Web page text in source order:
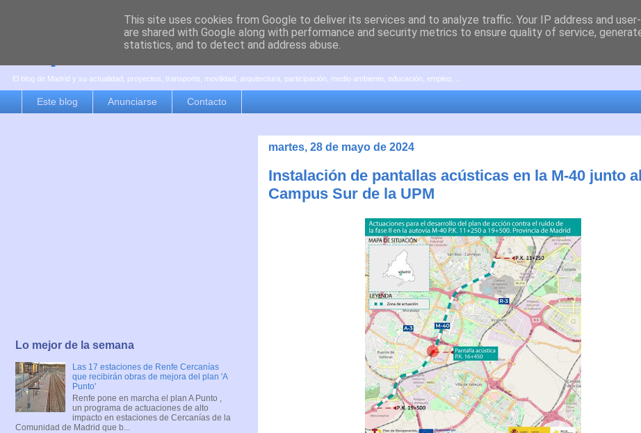
es por madrid
El blog de Madrid y su actualidad, proyectos, transporte, movilidad, arquitectura, participación, medio ambiente, educación, empleo, ...
Este blog Anunciarse Contacto
martes, 28 de mayo de 2024
Instalación de pantallas acústicas en la M-40 junto al
Campus Sur de la UPM
Lo mejor de la semana
Las 17 estaciones de Renfe Cercanías
que recibirán obras de mejora del plan 'A
Punto'
Renfe pone en marcha el plan A Punto ,
un programa de actuaciones de alto
impacto en estaciones de Cercanías de la
Comunidad de Madrid que b...
This site uses cookies from Google to deliver its services and to analyze traffic. Your IP address and
are shared with Google along with performance and security metrics to ensure quality of service,
statistics, and to detect and address abuse.